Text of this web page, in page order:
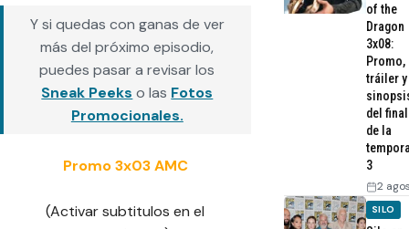
Y si quedas con ganas de ver
más del próximo episodio,
puedes pasar a revisar los
Sneak Peeks o las Fotos
Promocionales.
Promo 3x03 AMC
(Activar subtitulos en el
of the
Dragon
3x08:
Promo,
tráiler y
del final
de la
3
2
SILO